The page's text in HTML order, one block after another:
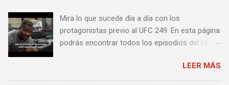
algunos videos donde puedes aprender a
golpear la pera cielo tierra o pera loca. En esta
lista de videos podrás ver diversos tipos de
Mira lo que sucede día a día con los
protagonistas previo al UFC 249. En esta página
podrás encontrar todos los episodios del UFC
castellano. Te sugiero que estés pendiente ya
que día a día iremos actualizando está pagina
LEER MÁS